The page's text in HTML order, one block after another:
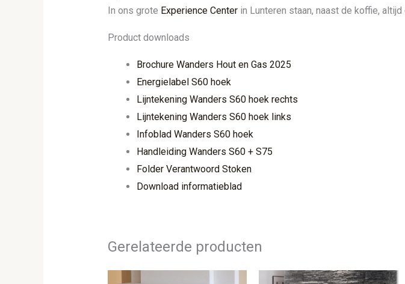
In ons grote Experience Centerin Lunteren staan, naast de koffie,
Product downloads
Brochure Wanders Hout en Gas 2025
Energielabel S60 hoek
Lijntekening Wanders S60 hoek rechts
Lijntekening Wanders S60 hoek links
Infoblad Wanders S60 hoek
Handleiding Wanders S60 + S75
Folder Verantwoord Stoken
Download informatieblad
Gerelateerde producten